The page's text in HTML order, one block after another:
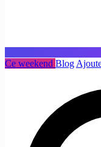
Ce weekend Blog